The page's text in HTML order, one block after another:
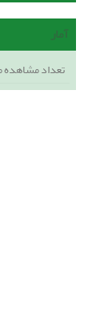
آمار
تعداد مشاهده